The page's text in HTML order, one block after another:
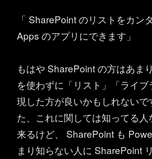
「 SharePoint のリストをカン
Apps のアプリにできます」
もはや SharePoint の方はあま
を使わずに「リスト」「ライブ
現した方が良いかもしれないで
た、これに関しては知ってる人
来るけど、 SharePoint も
まり知らない人に SharePoint